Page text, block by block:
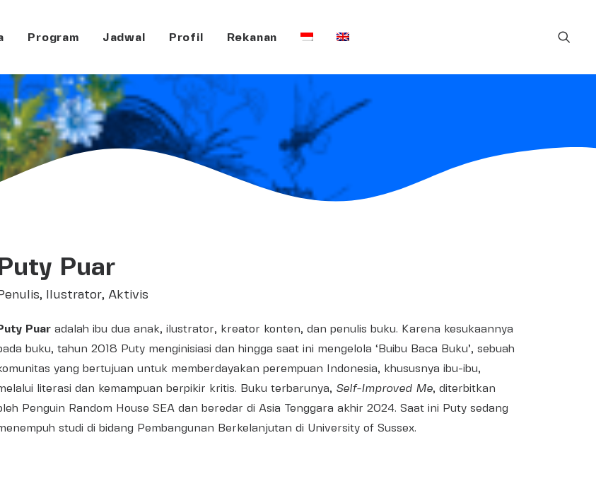
Program Jadwal Profil Rekanan
Puty Puar
Ilustrator, Aktivis
Puar adalah ibu dua anak, ilustrator, kreator konten, dan penulis buku. Karena kesukaannya
buku, tahun 2018 Puty menginisiasi dan hingga saat ini mengelola ‘Buibu Baca Buku’, sebuah
yang bertujuan untuk memberdayakan perempuan Indonesia, khususnya ibu-ibu,
literasi dan kemampuan berpikir kritis. Buku terbarunya, Self-Improved Me, diterbitkan
Penguin Random House SEA dan beredar di Asia Tenggara akhir 2024. Saat ini Puty sedang
studi di bidang Pembangunan Berkelanjutan di University of Sussex.